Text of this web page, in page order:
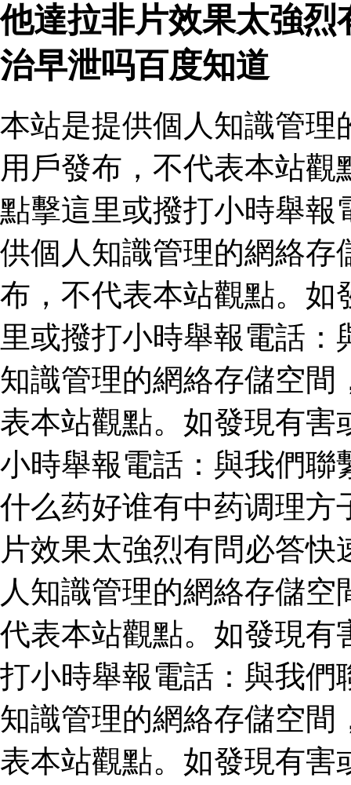
他達拉非片效果太強
治早泄吗百度知道
本站是提供個人知識管理
用戶發布，不代表本站
點擊這里或撥打小時舉報
供個人知識管理的網絡存
布，不代表本站觀點。如
里或撥打小時舉報電話
知識管理的網絡存儲空間
表本站觀點。如發現有害
小時舉報電話：與我們聯
什么药好谁有中药调理
片效果太強烈有問必答
人知識管理的網絡存儲
代表本站觀點。如發現有
打小時舉報電話：與我們
知識管理的網絡存儲空間
表本站觀點。如發現有害